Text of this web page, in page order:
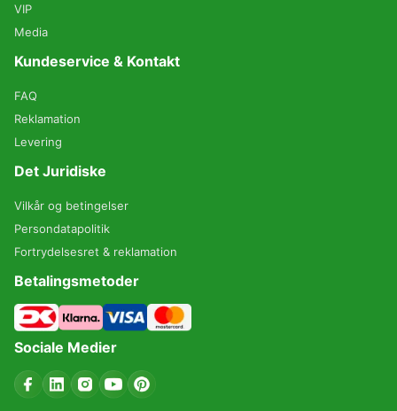
VIP
Media
Kundeservice & Kontakt
FAQ
Reklamation
Levering
Det Juridiske
Vilkår og betingelser
Persondatapolitik
Fortrydelsesret & reklamation
Betalingsmetoder
Sociale Medier